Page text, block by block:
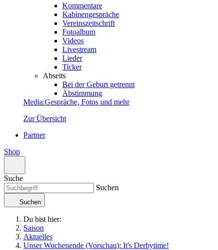
Kommentare
Kabinengespräche
Vereinszeitschrift
Fotoalbum
Videos
Livestream
Lieder
Ticker
Abseits
Bei der Geburt getrennt
Abstimmung
Media:Gespräche, Fotos und mehr
Zur Übersicht
Partner
Shop
Suche
Suchen
Suchen
Du bist hier:
Saison
Aktuelles
Unser Wochenende (Vorschau): It's Derbytime!